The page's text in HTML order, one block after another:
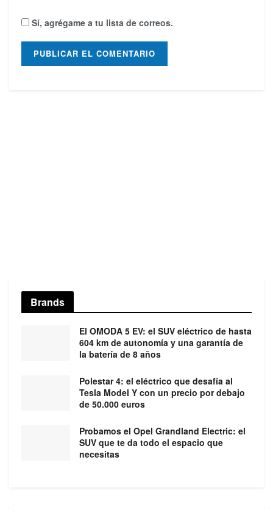
Sí, agrégame a tu lista de correos.
Brands
El OMODA 5 EV: el SUV eléctrico de hasta
604 km de autonomía y una garantía de
la batería de 8 años
Polestar 4: el eléctrico que desafía al
Tesla Model Y con un precio por debajo
de 50.000 euros
Probamos el Opel Grandland Electric: el
SUV que te da todo el espacio que
necesitas